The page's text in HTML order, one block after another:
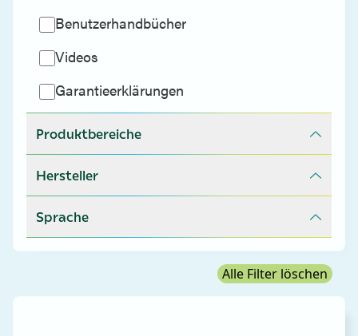
Benutzerhandbücher
Videos
Garantieerklärungen
Produktbereiche
Hersteller
Sprache
Alle Filter löschen